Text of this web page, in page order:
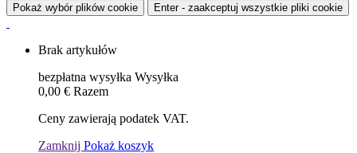
Pokaż wybór plików cookie Enter - zaakceptuj wszystkie pliki cookie
Brak artykułów
bezpłatna wysyłka Wysyłka
0,00 € Razem
Ceny zawierają podatek VAT.
Zamknij Pokaż koszyk